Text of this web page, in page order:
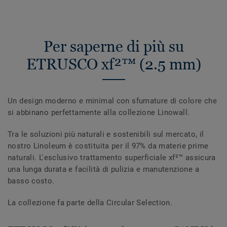
Per saperne di più su
ETRUSCO xf²™ (2.5 mm)
Un design moderno e minimal con sfumature di colore che
si abbinano perfettamente alla collezione Linowall.
Tra le soluzioni più naturali e sostenibili sul mercato, il
nostro Linoleum è costituita per il 97% da materie prime
naturali. L'esclusivo trattamento superficiale xf²™ assicura
una lunga durata e facilità di pulizia e manutenzione a
basso costo.
La collezione fa parte della Circular Selection.